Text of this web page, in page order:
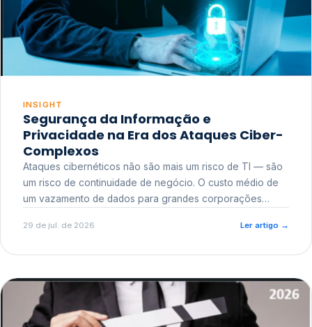
INSIGHT
Segurança da Informação e
Privacidade na Era dos Ataques Ciber-
Complexos
Ataques cibernéticos não são mais um risco de TI — são
um risco de continuidade de negócio. O custo médio de
um vazamento de dados para grandes corporações
reputacional e o risco regulatório junto a órgãos como a
29 de jul. de 2026 Ler artigo →